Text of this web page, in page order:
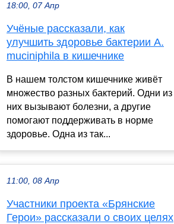
18:00, 07 Апр
Учёные рассказали, как
улучшить здоровье бактерии A.
muciniphila в кишечнике
В нашем толстом кишечнике живёт
множество разных бактерий. Одни из
них вызывают болезни, а другие
помогают поддерживать в норме
здоровье. Одна из так...
11:00, 08 Апр
Участники проекта «Брянские
Герои» рассказали о своих целях